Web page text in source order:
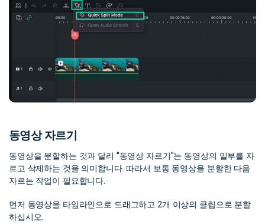
동영상 자르기
동영상을 분할하는 것과 달리 "동영상 자르기"는 동영상의 일부를 자
르고 삭제하는 것을 의미합니다. 따라서 보통 동영상을 분할한 다음
자르는 작업이 필요합니다.
먼저 동영상을 타임라인으로 드래그하고 2개 이상의 클립으로 분할
하십시오.